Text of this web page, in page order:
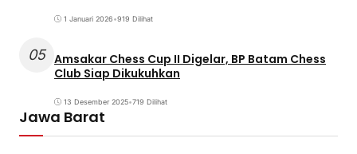
1 Januari 2026•919 Dilihat
05 Amsakar Chess Cup II Digelar, BP Batam Chess
Club Siap Dikukuhkan
13 Desember 2025•719 Dilihat
Jawa Barat